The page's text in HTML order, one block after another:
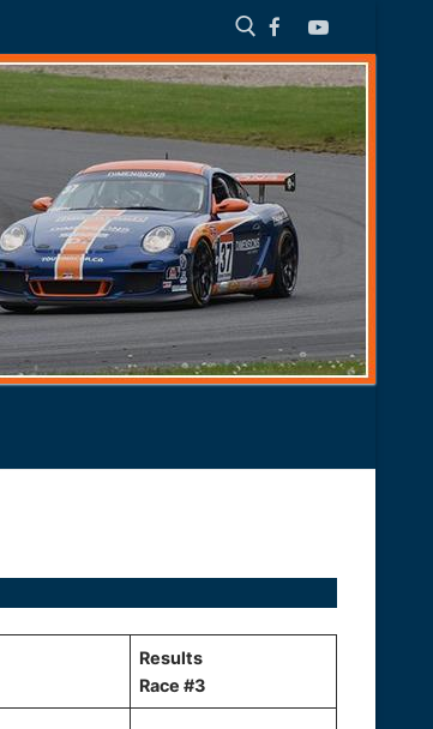
Results
Race #3